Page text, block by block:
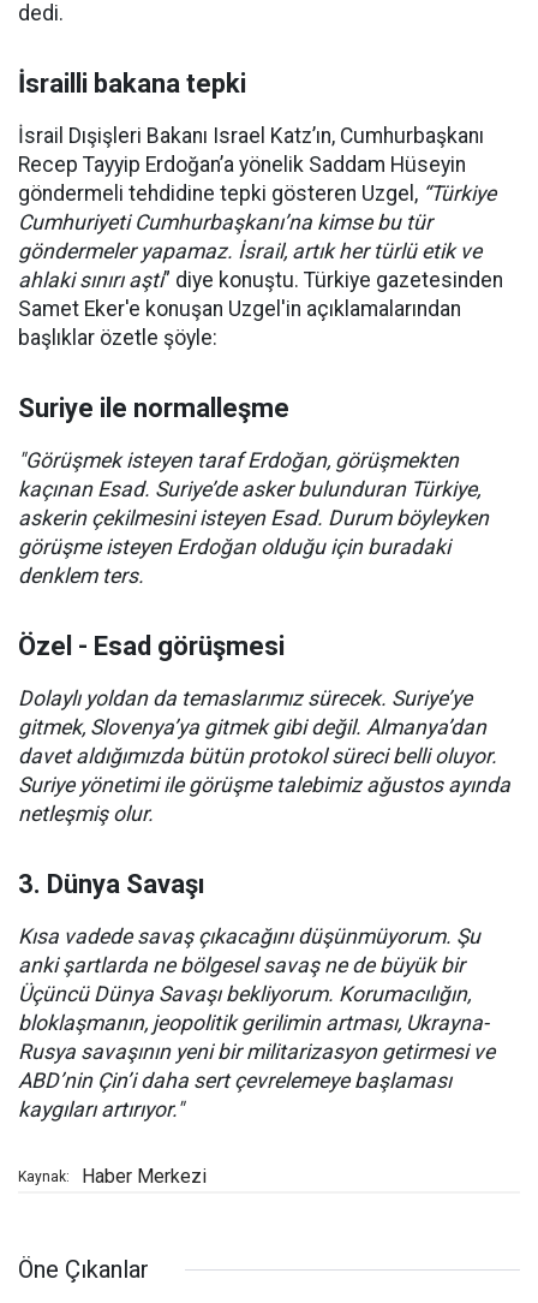
dedi.
İsrailli bakana tepki
İsrail Dışişleri Bakanı Israel Katz’ın, Cumhurbaşkanı
Recep Tayyip Erdoğan’a yönelik Saddam Hüseyin
göndermeli tehdidine tepki gösteren Uzgel, “Türkiye
Cumhuriyeti Cumhurbaşkanı’na kimse bu tür
göndermeler yapamaz. İsrail, artık her türlü etik ve
ahlaki sınırı aştı” diye konuştu. Türkiye gazetesinden
Samet Eker'e konuşan Uzgel'in açıklamalarından
başlıklar özetle şöyle:
Suriye ile normalleşme
"Görüşmek isteyen taraf Erdoğan, görüşmekten
kaçınan Esad. Suriye’de asker bulunduran Türkiye,
askerin çekilmesini isteyen Esad. Durum böyleyken
görüşme isteyen Erdoğan olduğu için buradaki
denklem ters.
Özel - Esad görüşmesi
Dolaylı yoldan da temaslarımız sürecek. Suriye’ye
gitmek, Slovenya’ya gitmek gibi değil. Almanya’dan
davet aldığımızda bütün protokol süreci belli oluyor.
Suriye yönetimi ile görüşme talebimiz ağustos ayında
netleşmiş olur.
3. Dünya Savaşı
Kısa vadede savaş çıkacağını düşünmüyorum. Şu
anki şartlarda ne bölgesel savaş ne de büyük bir
Üçüncü Dünya Savaşı bekliyorum. Korumacılığın,
bloklaşmanın, jeopolitik gerilimin artması, Ukrayna-
Rusya savaşının yeni bir militarizasyon getirmesi ve
ABD’nin Çin’i daha sert çevrelemeye başlaması
kaygıları artırıyor."
Kaynak: Haber Merkezi
Öne Çıkanlar